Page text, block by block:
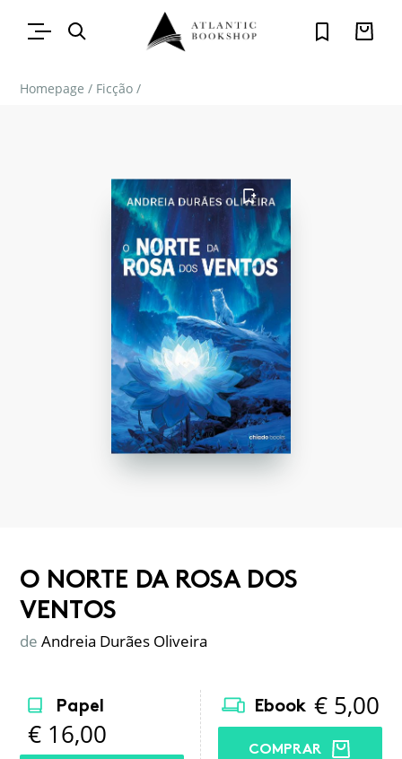
Homepage / Ficção /
FAVORITO
O NORTE DA ROSA DOS
VENTOS
de Andreia Durães Oliveira
Papel
€ 16,00
Ebook € 5,00
COMPRAR